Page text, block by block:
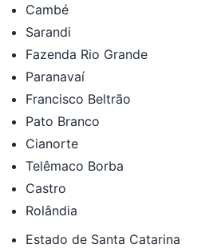
Cambé
Sarandi
Fazenda Rio Grande
Paranavaí
Francisco Beltrão
Pato Branco
Cianorte
Telêmaco Borba
Castro
Rolândia
Estado de Santa Catarina